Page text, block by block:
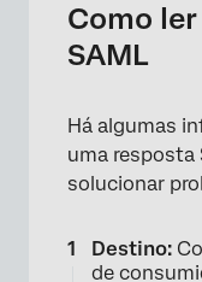
Como
SAML
Há algumas
uma resposta
solucionar
Destino:
de